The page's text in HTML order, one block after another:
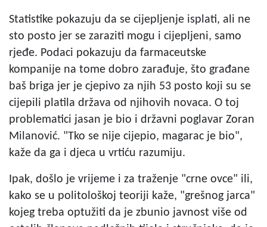
Statistike pokazuju da se cijepljenje isplati, ali ne
sto posto jer se zaraziti mogu i cijepljeni, samo
rjeđe. Podaci pokazuju da farmaceutske
kompanije na tome dobro zarađuje, što građane
baš briga jer je cjepivo za njih 53 posto koji su se
cijepili platila država od njihovih novaca. O toj
problematici jasan je bio i državni poglavar Zoran
Milanović. "Tko se nije cijepio, magarac je bio",
kaže da ga i djeca u vrtiću razumiju.
Ipak, došlo je vrijeme i za traženje "crne ovce" ili,
kako se u politološkoj teoriji kaže, "grešnog jarca"
kojeg treba optužiti da je zbunio javnost više od